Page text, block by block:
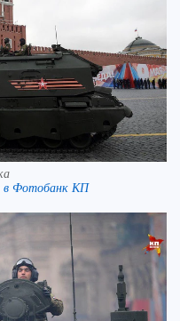
в Фотобанк КП